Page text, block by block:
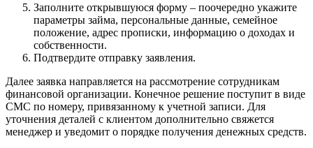
Заполните открывшуюся форму – поочередно укажите
параметры займа, персональные данные, семейное
положение, адрес прописки, информацию о доходах и
собственности.
Подтвердите отправку заявления.
Далее заявка направляется на рассмотрение сотрудникам
финансовой организации. Конечное решение поступит в виде
СМС по номеру, привязанному к учетной записи. Для
уточнения деталей с клиентом дополнительно свяжется
менеджер и уведомит о порядке получения денежных средств.